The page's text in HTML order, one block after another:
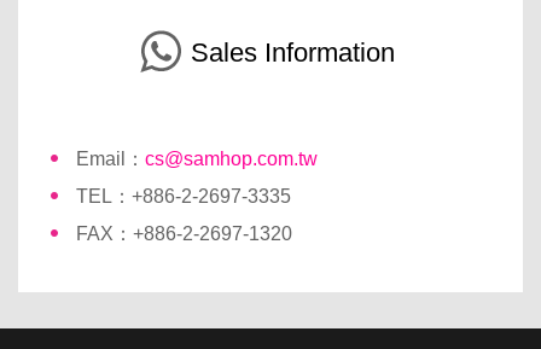
Sales Information
Email： cs@samhop.com.tw
TEL：+886-2-2697-3335
FAX：+886-2-2697-1320